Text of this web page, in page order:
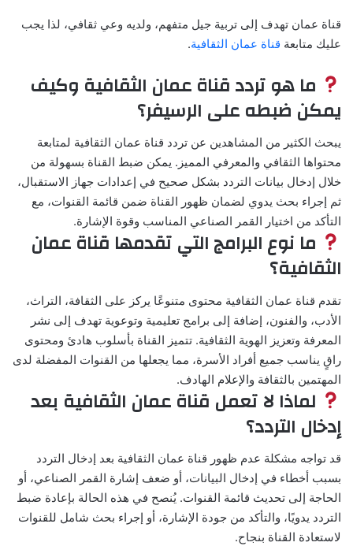
قناة عمان تهدف إلى تربية جيل متفهم، ولديه وعي ثقافي، لذا يجب
عليك متابعة قناة عمان الثقافية.
ما هو تردد قناة عمان الثقافية وكيف
يمكن ضبطه على الرسيفر؟
يبحث الكثير من المشاهدين عن تردد قناة عمان الثقافية لمتابعة
محتواها الثقافي والمعرفي المميز. يمكن ضبط القناة بسهولة من
خلال إدخال بيانات التردد بشكل صحيح في إعدادات جهاز الاستقبال،
ثم إجراء بحث يدوي لضمان ظهور القناة ضمن قائمة القنوات، مع
التأكد من اختيار القمر الصناعي المناسب وقوة الإشارة.
ما نوع البرامج التي تقدمها قناة عمان
الثقافية؟
تقدم قناة عمان الثقافية محتوى متنوعًا يركز على الثقافة، التراث،
الأدب، والفنون، إضافة إلى برامج تعليمية وتوعوية تهدف إلى نشر
المعرفة وتعزيز الهوية الثقافية. تتميز القناة بأسلوب هادئ ومحتوى
راقٍ يناسب جميع أفراد الأسرة، مما يجعلها من القنوات المفضلة لدى
المهتمين بالثقافة والإعلام الهادف.
لماذا لا تعمل قناة عمان الثقافية بعد
إدخال التردد؟
قد تواجه مشكلة عدم ظهور قناة عمان الثقافية بعد إدخال التردد
بسبب أخطاء في إدخال البيانات، أو ضعف إشارة القمر الصناعي، أو
الحاجة إلى تحديث قائمة القنوات. يُنصح في هذه الحالة بإعادة ضبط
التردد يدويًا، والتأكد من جودة الإشارة، أو إجراء بحث شامل للقنوات
لاستعادة القناة بنجاح.